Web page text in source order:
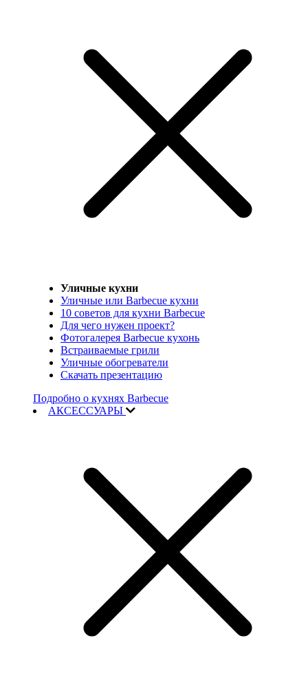
Уличные кухни
Уличные или Barbecue кухни
10 советов для кухни Barbecue
Для чего нужен проект?
Фотогалерея Barbecue кухонь
Встраиваемые грили
Уличные обогреватели
Скачать презентацию
Подробно о кухнях Barbecue
АКСЕССУАРЫ